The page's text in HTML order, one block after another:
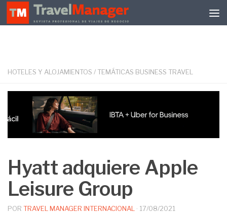
Debajo del contenido
HOTELES Y ALOJAMIENTOS / TEMÁTICAS BUSINESS TRAVEL
Hyatt adquiere Apple
Leisure Group
POR TRAVEL MANAGER INTERNACIONAL · 17/08/2021